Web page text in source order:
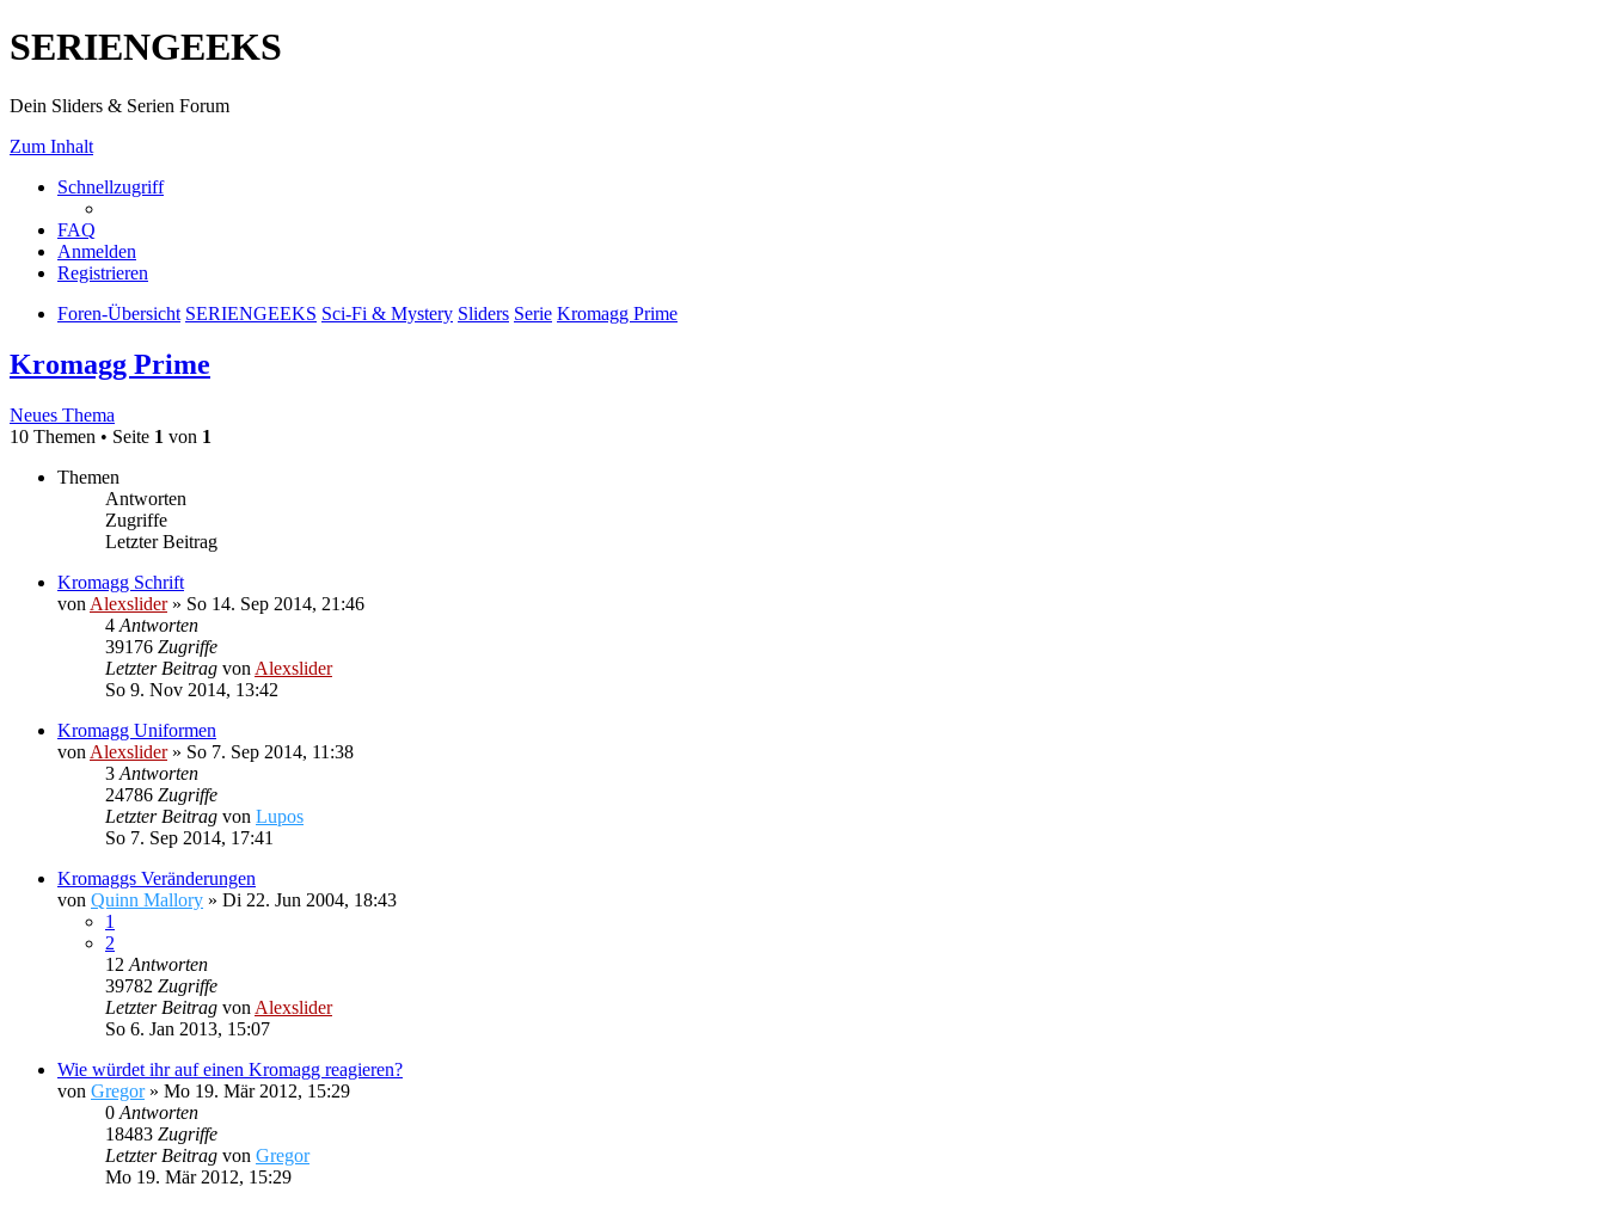
SERIENGEEKS
Dein Sliders & Serien Forum
Zum Inhalt
Schnellzugriff
FAQ
Anmelden
Registrieren
Foren-Übersicht SERIENGEEKS Sci-Fi & Mystery Sliders Serie Kromagg Prime
Kromagg Prime
Neues Thema
10 Themen • Seite 1 von 1
Themen
Antworten
Zugriffe
Letzter Beitrag
Kromagg Schrift
von Alexslider» So 14. Sep 2014, 21:46
4 Antworten
39176 Zugriffe
Letzter Beitrag von Alexslider
So 9. Nov 2014, 13:42
Kromagg Uniformen
von Alexslider» So 7. Sep 2014, 11:38
3 Antworten
24786 Zugriffe
Letzter Beitrag von Lupos
So 7. Sep 2014, 17:41
Kromaggs Veränderungen
von Quinn Mallory » Di 22. Jun 2004, 18:43
1
2
12 Antworten
39782 Zugriffe
Letzter Beitrag von Alexslider
So 6. Jan 2013, 15:07
Wie würdet ihr auf einen Kromagg reagieren?
von Gregor» Mo 19. Mär 2012, 15:29
0 Antworten
18483 Zugriffe
Letzter Beitrag von Gregor
Mo 19. Mär 2012, 15:29